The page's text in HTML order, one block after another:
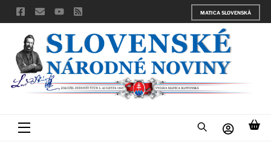
Skip
to
content
MATICA SLOVENSKÁ
Menu